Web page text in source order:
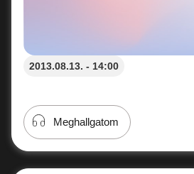
2013.08.13. - 14:00
Meghallgatom